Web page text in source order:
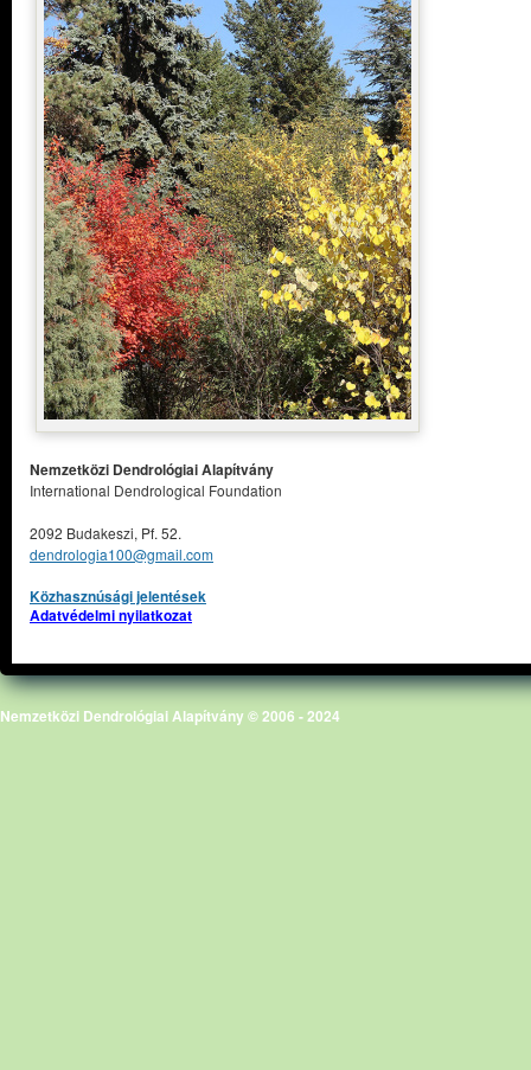
Nemzetközi Dendrológiai Alapítvány
International Dendrological Foundation
2092 Budakeszi, Pf. 52.
dendrologia100@gmail.com
Közhasznúsági jelentések
Adatvédelmi nyilatkozat
Nemzetközi Dendrológiai Alapítvány © 2006 - 2024